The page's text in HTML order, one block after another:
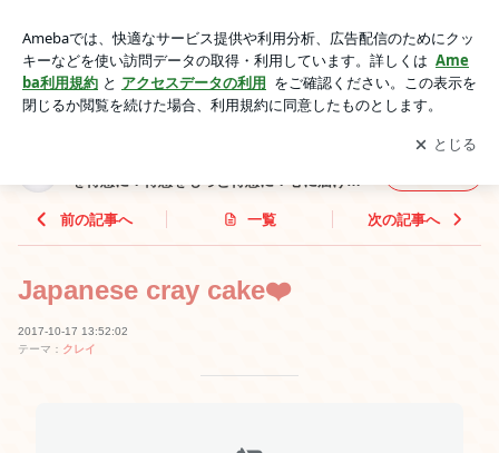
❤️苦手を得意に！得意をもっと得意に！心に届けるハンドメイ
ド教室❤️
アプリをダウンロードして ブログの更新通知
を受け取りまし
ょう。
開く
を得意に！得意をもっと得意に！心に届ける
前の記事へ 一覧 次の記事へ
Japanese cray cake❤️
2017-10-17 13:52:02
テーマ： クレイ